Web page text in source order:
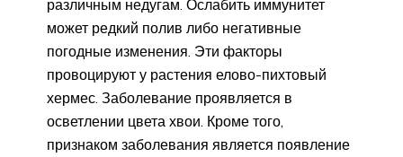
различным недугам. Ослабить иммунитет
может редкий полив либо негативные
погодные изменения. Эти факторы
провоцируют у растения елово-пихтовый
хермес. Заболевание проявляется в
осветлении цвета хвои. Кроме того,
признаком заболевания является появление